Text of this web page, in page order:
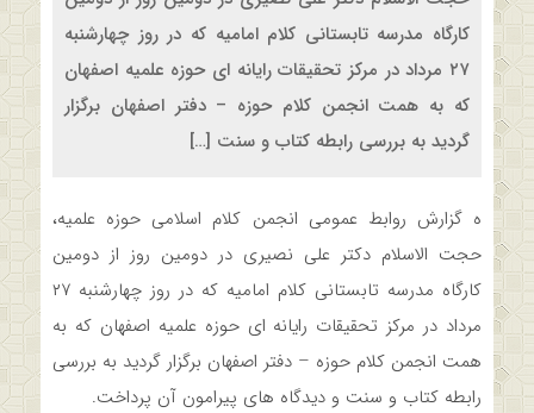
کارگاه مدرسه تابستانی کلام امامیه که در روز چهارشنبه
۲۷ مرداد در مرکز تحقیقات رایانه ای حوزه علمیه اصفهان
که به همت انجمن کلام حوزه – دفتر اصفهان برگزار
گردید به بررسی رابطه کتاب و سنت […]
ه گزارش روابط عمومی انجمن کلام اسلامی حوزه علمیه،
حجت الاسلام دکتر علی نصیری در دومین روز از دومین
کارگاه مدرسه تابستانی کلام امامیه که در روز چهارشنبه ۲۷
مرداد در مرکز تحقیقات رایانه ای حوزه علمیه اصفهان که به
همت انجمن کلام حوزه – دفتر اصفهان برگزار گردید به بررسی
رابطه کتاب و سنت و دیدگاه های پیرامون آن پرداخت.